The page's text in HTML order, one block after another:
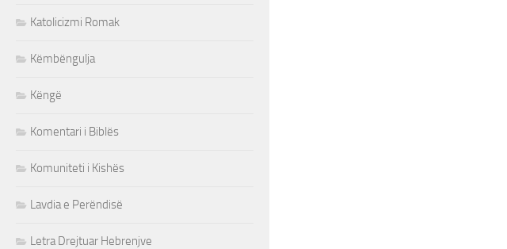
Katolicizmi Romak
Këmbëngulja
Këngë
Komentari i Biblës
Komuniteti i Kishës
Lavdia e Perëndisë
Letra Drejtuar Hebrenjve